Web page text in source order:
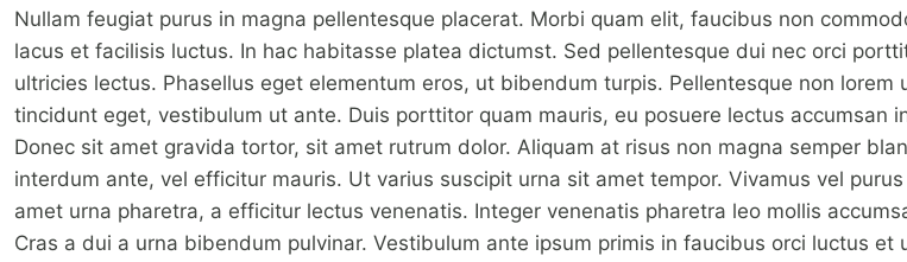
Nullam feugiat purus in magna pellentesque placerat. Morbi quam elit, faucibus non
lacus et facilisis luctus. In hac habitasse platea dictumst. Sed pellentesque dui nec orci
ultricies lectus. Phasellus eget elementum eros, ut bibendum turpis. Pellentesque non
tincidunt eget, vestibulum ut ante. Duis porttitor quam mauris, eu posuere lectus accumsan
Donec sit amet gravida tortor, sit amet rutrum dolor. Aliquam at risus non magna semper
interdum ante, vel efficitur mauris. Ut varius suscipit urna sit amet tempor. Vivamus vel
amet urna pharetra, a efficitur lectus venenatis. Integer venenatis pharetra leo mollis
Cras a dui a urna bibendum pulvinar. Vestibulum ante ipsum primis in faucibus orci luctus